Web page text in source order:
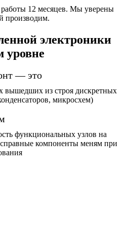
12 месяцев. Мы уверены
производим.
электроники
уровне
— это
вышедших из строя дискретных
микросхем)
функциональных узлов на
компоненты меням при